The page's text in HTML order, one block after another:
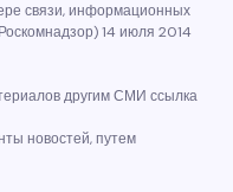
связи, информационных
14 июля 2014
другим СМИ ссылка
новостей, путем